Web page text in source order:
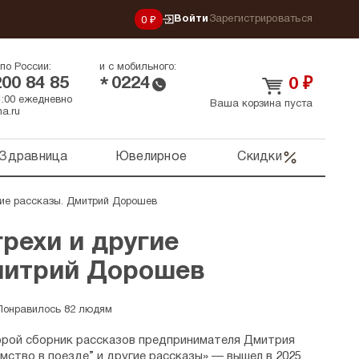
0 ₽ Войти Зарегистрироваться
России:
84 85
и с мобильного:
* 0224
ежедневно
0 ₽
Ваша корзина пуста
Ювелирное Скидки
рассказы. Дмитрий Дорошев
и другие
Дорошев
Понравилось 82 людям
сборник рассказов предпринимателя Дмитрия
в поезде” и другие рассказы» — вышел в 2025